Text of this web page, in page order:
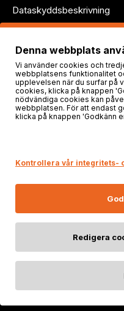
Dataskyddsbeskrivning
Följ oss!
Denna webbplats
Vi använder cookies och
webbplatsens funktionalitet
upplevelsen när du surfar på
cookies, klicka på knappen
nödvändiga cookies kan
webbplatsen. För att endast
klicka på knappen 'Godkänn
Kontrollera vår integritets-
Redigera